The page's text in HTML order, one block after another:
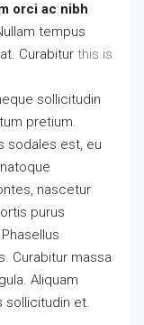
orci ac nibh
tempus
Curabitur this is
sollicitudin
pretium.
sodales est, eu
nascetur
purus
Curabitur massa
Aliquam
sollicitudin et.